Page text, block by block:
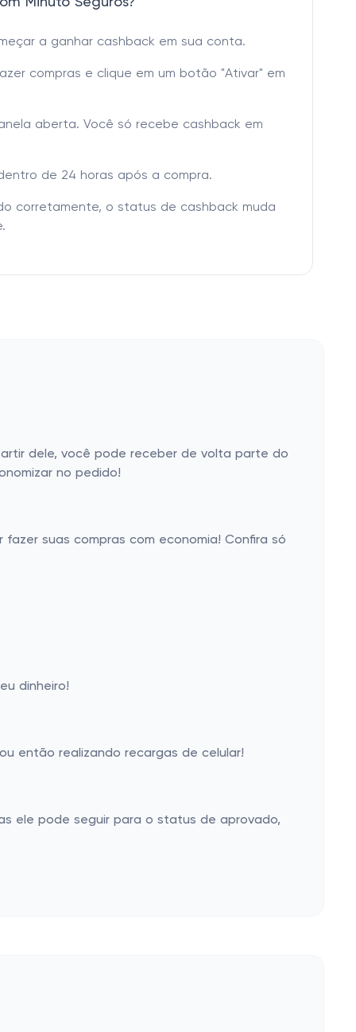
a ganhar cashback em sua conta.
compras e clique em um botão "Ativar" em
aberta. Você só recebe cashback em
de 24 horas após a compra.
corretamente, o status de cashback muda
dele, você pode receber de volta parte do
no pedido!
suas compras com economia! Confira só
dinheiro!
então realizando recargas de celular!
ele pode seguir para o status de aprovado,